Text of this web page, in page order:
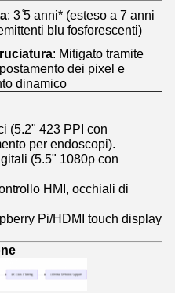
: 3 ̊5 anni* (esteso a 7 anni
blu fosforescenti)
: Mitigato tramite
dei pixel e
dinamico
(5.2" 423 PPI con
per endoscopi).
(5.5" 1080p con
HMI, occhiali di
Pi/HDMI touch display